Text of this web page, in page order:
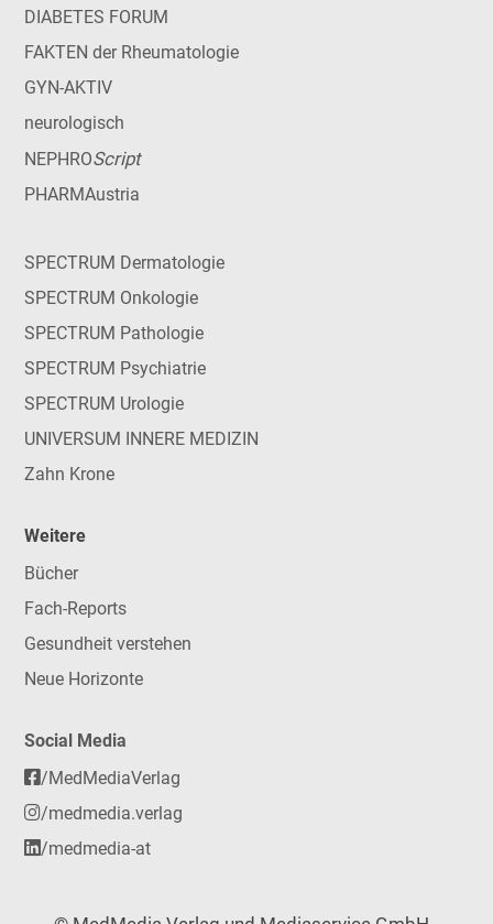
DIABETES FORUM
FAKTEN der Rheumatologie
GYN-AKTIV
neurologisch
NEPHROScript
PHARMAustria
SPECTRUM Dermatologie
SPECTRUM Onkologie
SPECTRUM Pathologie
SPECTRUM Psychiatrie
SPECTRUM Urologie
UNIVERSUM INNERE MEDIZIN
Zahn Krone
Weitere
Bücher
Fach-Reports
Gesundheit verstehen
Neue Horizonte
Social Media
/MedMediaVerlag
/medmedia.verlag
/medmedia-at